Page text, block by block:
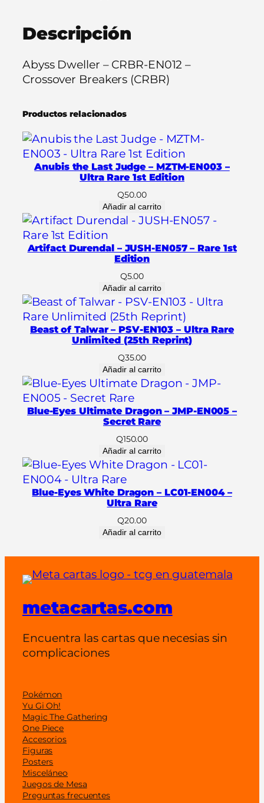
e
–
C
R
-
E
–
R
a
–
C
r
o
v
e
r
e
a
(
C
B
R
)
c
t
i
d
a
d
Descripción
Abyss Dweller – CRBR-EN012 –
Crossover Breakers (CRBR)
Productos relacionados
Anubis the Last Judge – MZTM-EN003 –
Ultra Rare 1st Edition
Q50.00
Añadir al carrito
Artifact Durendal – JUSH-EN057 – Rare 1st
Edition
Q5.00
Añadir al carrito
Beast of Talwar – PSV-EN103 – Ultra Rare
Unlimited (25th Reprint)
Q35.00
Añadir al carrito
Blue-Eyes Ultimate Dragon – JMP-EN005 –
Secret Rare
Q150.00
Añadir al carrito
Blue-Eyes White Dragon – LC01-EN004 –
Ultra Rare
Q20.00
Añadir al carrito
metacartas.com
Encuentra las cartas que necesias sin
complicaciones
Pokémon
Yu Gi Oh!
Magic The Gathering
One Piece
Accesorios
Figuras
Posters
Misceláneo
Juegos de Mesa
Preguntas frecuentes